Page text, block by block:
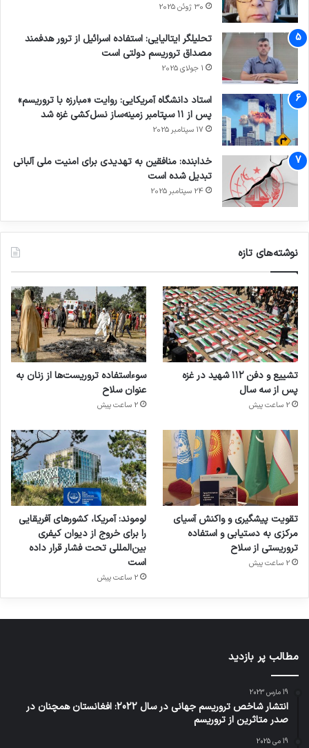
30 ژوئن 2025
تحلیلگر ایتالیایی: استفاده اسرائیل از ترور هدفمند
مصداق تروریسم دولتی است
1 جولای 2025
استاد دانشگاه آمریکایی: روایت «مبارزه با تروریسم»
پس از ۱۱ سپتامبر زمینه‌ساز نسل‌کشی غزه شد
17 سپتامبر 2025
خدابنده: منافقین به تهدیدی برای امنیت ملی آلبانی
تبدیل شده است
24 سپتامبر 2025
نوشته‌های تازه
تشییع و دفن ۱۱۲ شهید در غزه
پس از سه سال
2 ساعت پیش
سوءاستفاده تروریست‌ها از زنان به
عنوان سلاح
2 ساعت پیش
تقویت پیشگیری و واکنش آسیای
مرکزی به دستیابی و استفاده
تروریستی از سلاح
2 ساعت پیش
لوموند: آمریکا، کشورهای آفریقایی
را برای خروج از دیوان کیفری
بین‌المللی تحت فشار قرار داده
است
2 ساعت پیش
مطالب پر بازدید
19 مارس 2023
انتشار شاخص تروریسم جهانی در سال 2022: افغانستان همچنان در
صدر متاثرین از تروریسم
19 می 2025